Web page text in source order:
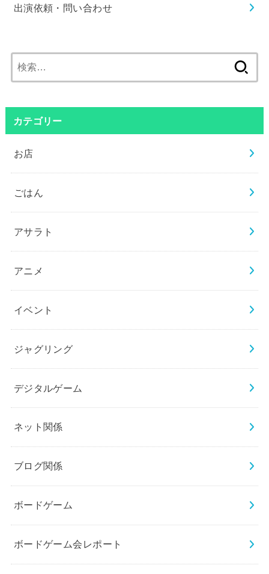
出演依頼・問い合わせ
索:
カテゴリー
お店
ごはん
アサラト
アニメ
イベント
ジャグリング
デジタルゲーム
ネット関係
ブログ関係
ボードゲーム
ボードゲーム会レポート